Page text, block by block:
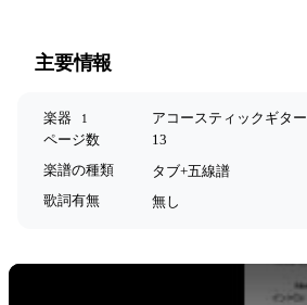
主要情報
楽器 1
アコースティックギター
ページ数
13
楽譜の種類
タブ+五線譜
歌詞有無
無し